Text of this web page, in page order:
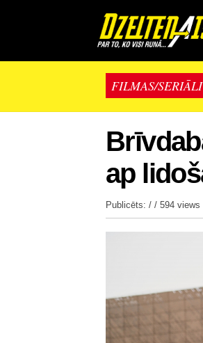
FILMAS/SERIĀLI
ap
Publicēts: / / 594 views